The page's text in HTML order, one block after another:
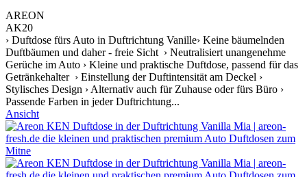
AREON
AK20
› Duftdose fürs Auto in Duftrichtung Vanille› Keine bäumelnden
Duftbäumen und daher - freie Sicht › Neutralisiert unangenehme
Gerüche im Auto › Kleine und praktische Duftdose, passend für das
Getränkehalter › Einstellung der Duftintensität am Deckel ›
Stylisches Design › Alternativ auch für Zuhause oder fürs Büro ›
Passende Farben in jeder Duftrichtung...
Ansicht